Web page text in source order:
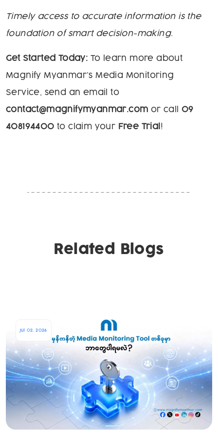
Timely access to accurate information is the
foundation of smart decision-making.
Get Started Today: To learn more about
Magnify Myanmar’s Media Monitoring
Service, send an email to
contact@magnifymyanmar.com or call 09
408194400 to claim your Free Trial !
Related Blogs
Jul 02, 2026